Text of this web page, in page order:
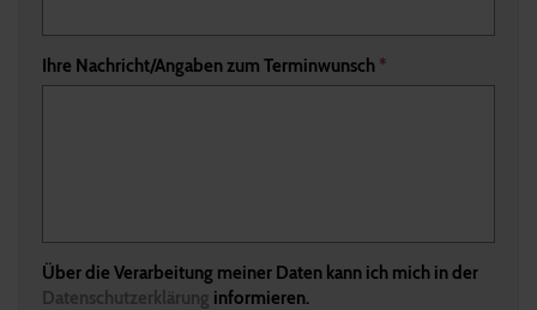
Ihre Nachricht/Angaben zum Terminwunsch *
Über die Verarbeitung meiner Daten kann ich mich in der
Datenschutzerklärung informieren.